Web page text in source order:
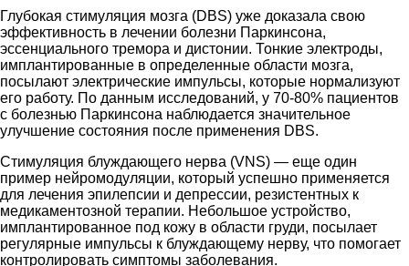
Глубокая стимуляция мозга (DBS) уже доказала свою
эффективность в лечении болезни Паркинсона,
эссенциального тремора и дистонии. Тонкие электроды,
имплантированные в определенные области мозга,
посылают электрические импульсы, которые нормализуют
его работу. По данным исследований, у 70-80% пациентов
с болезнью Паркинсона наблюдается значительное
улучшение состояния после применения DBS.
Стимуляция блуждающего нерва (VNS) — еще один
пример нейромодуляции, который успешно применяется
для лечения эпилепсии и депрессии, резистентных к
медикаментозной терапии. Небольшое устройство,
имплантированное под кожу в области груди, посылает
регулярные импульсы к блуждающему нерву, что помогает
контролировать симптомы заболевания.